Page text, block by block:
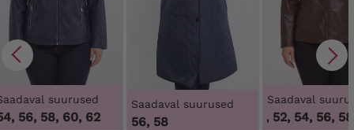
suurused
56, 58, 60, 62
Saadaval suurused
56, 58
Saadaval
48, 50, 52, 54, 56, 58